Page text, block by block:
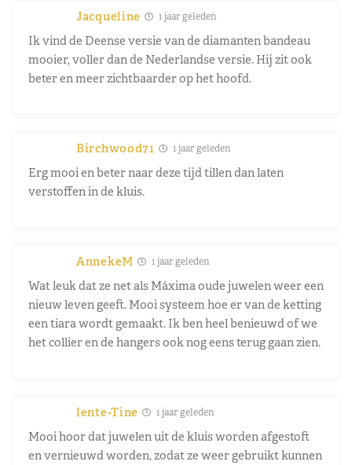
Jacqueline 1 jaar geleden
Ik vind de Deense versie van de diamanten bandeau
mooier, voller dan de Nederlandse versie. Hij zit ook
beter en meer zichtbaarder op het hoofd.
Birchwood71 1 jaar geleden
Erg mooi en beter naar deze tijd tillen dan laten
verstoffen in de kluis.
AnnekeM 1 jaar geleden
Wat leuk dat ze net als Máxima oude juwelen weer een
nieuw leven geeft. Mooi systeem hoe er van de ketting
een tiara wordt gemaakt. Ik ben heel benieuwd of we
het collier en de hangers ook nog eens terug gaan zien.
lente-Tine 1 jaar geleden
Mooi hoor dat juwelen uit de kluis worden afgestoft
en vernieuwd worden, zodat ze weer gebruikt kunnen